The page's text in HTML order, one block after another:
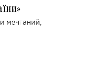
мечтаний,